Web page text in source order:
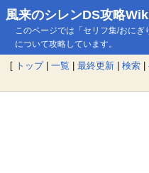
風来のシレンDS攻略
このページでは「セリフ集/おにぎ
について攻略しています。
[ トップ| 一覧 | 最終更新 | 検索 |